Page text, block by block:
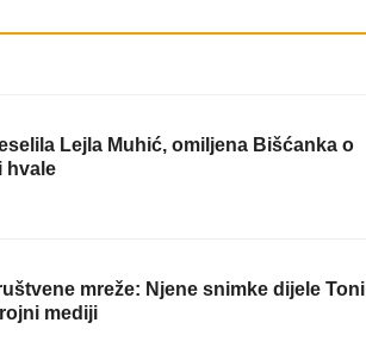
Lejla Muhić, omiljena Bišćanka o
hvale
mreže: Njene snimke dijele Toni
mediji